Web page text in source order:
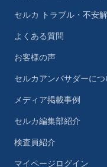
セルカ トラブル・不安
よくある質問
お客様の声
セルカアンバサダーにつ
メディア掲載事例
セルカ編集部紹介
検査員紹介
マイページログイン